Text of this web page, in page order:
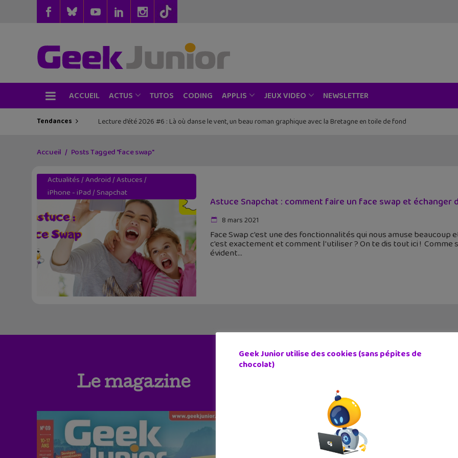
ACCUEIL ACTUS TUTOS CODING APPLIS JEUX VIDEO NEWSLETTER
Tendances Lecture d’été 2026 #6 : Là où danse le vent, un beau roman graphique avec la Bretagne en toile de fond
Accueil Posts Tagged "face swap"
Actualités/Android/Astuces/
iPhone - iPad/ Snapchat
Astuce Snapchat : comment faire un face swap et échanger
8 mars 2021
Face Swap c'est une des fonctionnalités qui nous amuse
c'est exactement et comment l'utiliser ? On te dis tout ici ! Comme
évident
Le magazine
Geek Junior utilise des cookies (sans pépites de
chocolat)